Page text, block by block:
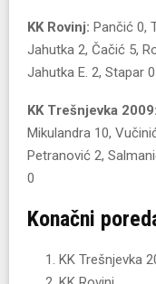
KK Rovinj: Pančić 0,
Jahutka 2, Čačić 5,
Jahutka E. 2, Stapar 0
KK Trešnjevka 2009:
Mikulandra 10,
Petranović 2,
0
Konačni
KK Trešnjevka